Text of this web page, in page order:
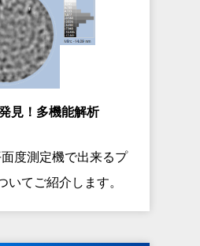
見！多機能解析
面度測定機で出来るプ
いてご紹介します。